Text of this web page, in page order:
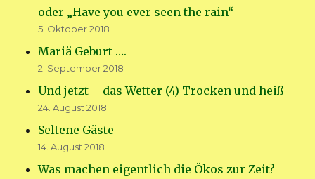
oder „Have you ever seen the rain“
5. Oktober 2018
Mariä Geburt ….
2. September 2018
Und jetzt – das Wetter (4) Trocken und heiß
24. August 2018
Seltene Gäste
14. August 2018
Was machen eigentlich die Ökos zur Zeit?